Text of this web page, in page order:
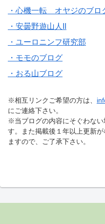
・心機一転 オヤジのブロ
・安曇野遊山人II
・ユーロニンフ研究部
・モモのブログ
・おる山ブログ
※相互リンクご希望の方は、
にご連絡下さい。
※当ブログの内容にそぐわな
す。また掲載後１年以上更新
ますので、ご了承下さい。